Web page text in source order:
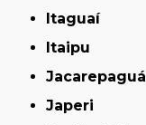
Itaguaí
Itaipu
Jacarepaguá
Japeri